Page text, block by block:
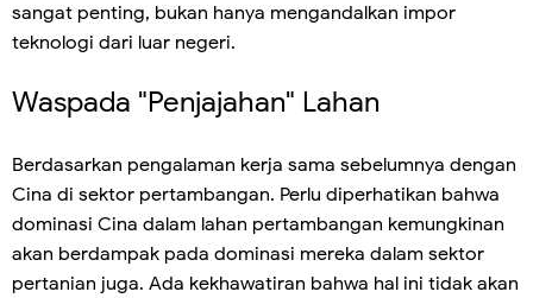
sangat penting, bukan hanya mengandalkan impor
teknologi dari luar negeri.
Waspada "Penjajahan" Lahan
Berdasarkan pengalaman kerja sama sebelumnya dengan
Cina di sektor pertambangan. Perlu diperhatikan bahwa
dominasi Cina dalam lahan pertambangan kemungkinan
akan berdampak pada dominasi mereka dalam sektor
pertanian juga. Ada kekhawatiran bahwa hal ini tidak akan